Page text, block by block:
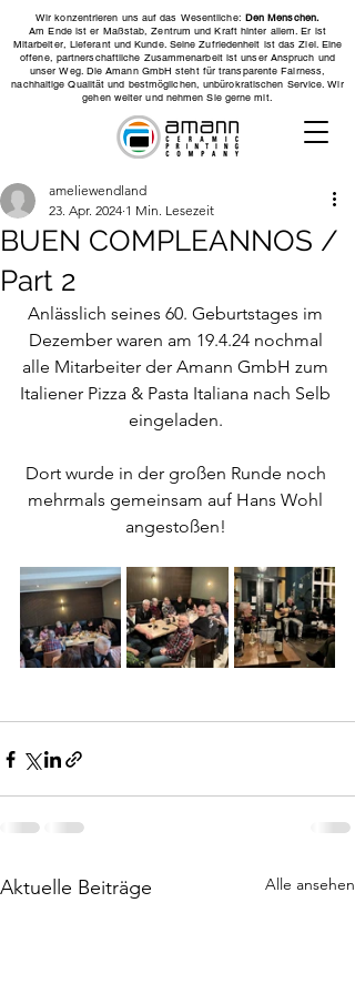
Wir konzentrieren uns auf das Wesentliche: Den Menschen.
Am Ende ist er Maßstab, Zentrum und Kraft hinter allem. Er ist
Mitarbeiter, Lieferant und Kunde. Seine Zufriedenheit ist das Ziel. Eine
offene, partnerschaftliche Zusammenarbeit ist unser Anspruch und
unser Weg. Die Amann GmbH steht für transparente Fairness,
nachhaltige Qualität und bestmöglichen, unbürokratischen Service. Wir
gehen weiter und nehmen Sie gerne mit.
BUEN COMPLEANNOS /
Part 2
ameliewendland
23. Apr. 2024 1 Min. Lesezeit
Anlässlich seines 60. Geburtstages im
Dezember waren am 19.4.24 nochmal
alle Mitarbeiter der Amann GmbH zum
Italiener Pizza & Pasta Italiana nach Selb
eingeladen.
Dort wurde in der großen Runde noch
mehrmals gemeinsam auf Hans Wohl
angestoßen!
Aktuelle Beiträge Alle ansehen